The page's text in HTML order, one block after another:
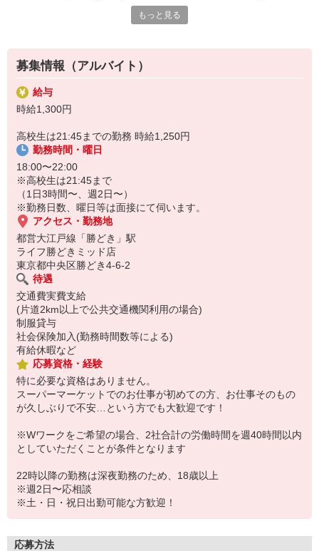
りませんので、どなたでも楽しく働くことができます。
ど、先輩が一から慣れるまで指導を行いますので、未経験の方やア
もっと見る
募集情報（アルバイト）
給与
時給1,300円
高校生は21:45までの勤務 時給1,250円
勤務時間・曜日
18:00〜22:00
※高校生は21:45まで
（1日3時間〜、週2日〜）
※勤務日数、曜日等は面接にて伺います。
アクセス・勤務地
都営大江戸線「勝どき」駅
ライフ勝どきミッド店
東京都中央区勝どき4-6-2
待遇
交通費実費支給
(片道2km以上で公共交通機関利用の場合)
制服貸与
社会保険加入(勤務時間数等による)
有給休暇など
応募資格・経験
特に必要な資格はありません。
スーパーマーケットでのお仕事が初めての方、お仕事そのもの
が久しぶりで不安…という方でも大歓迎です！
※Wワークをご希望の場合、2社合計の労働時間を週40時間以内
としていただくことが条件となります
22時以降の勤務は深夜勤務のため、18歳以上
※週2日〜応相談
※土・日・祝日出勤可能な方歓迎！
応募方法